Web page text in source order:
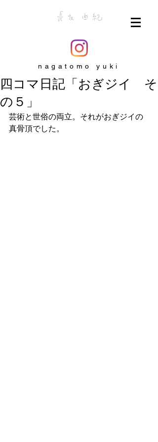
nagatomo yuki
四コマ日記「おぎジイ そ
の５」
芸術と世俗の両立。それがおぎジイの
真骨頂でした。